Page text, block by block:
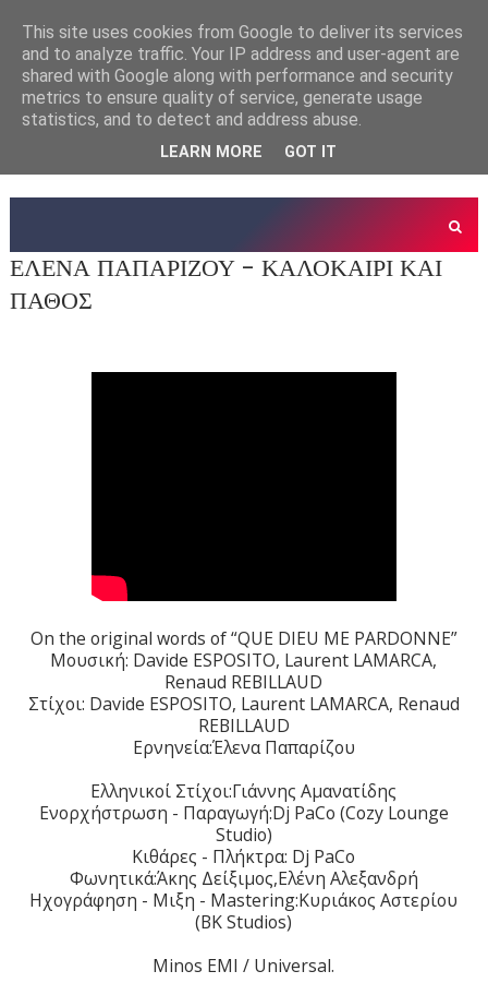
ΕΛΕΝΑ ΠΑΠΑΡΙΖΟΥ - ΚΑΛΟΚΑΙΡΙ ΚΑΙ
ΠΑΘΟΣ
On the original words of “QUE DIEU ME PARDONNE”
Μουσική: Davide ESPOSITO, Laurent LAMARCA,
Renaud REBILLAUD
Στίχοι: Davide ESPOSITO, Laurent LAMARCA, Renaud
REBILLAUD
Ερνηνεία:Έλενα Παπαρίζου
Ελληνικοί Στίχοι:Γιάννης Αμανατίδης
Ενορχήστρωση - Παραγωγή:Dj PaCo (Cozy Lounge
Studio)
Κιθάρες - Πλήκτρα: Dj PaCo
Φωνητικά:Άκης Δείξιμος,Ελένη Αλεξανδρή
Hχογράφηση - Μιξη - Mastering:Κυριάκος Αστερίου
(ΒΚ Studios)
Minos EMI / Universal.
This site uses cookies from Google to deliver its services
and to analyze traffic. Your IP address and user-agent are
shared with Google along with performance and security
metrics to ensure quality of service, generate usage
statistics, and to detect and address abuse.
LEARN MORE GOT IT